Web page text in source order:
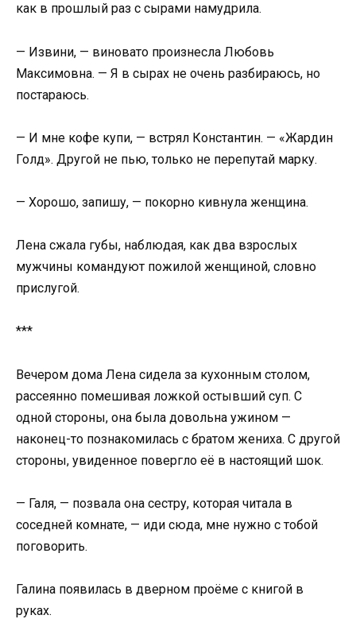
как в прошлый раз с сырами намудрила.
— Извини, — виновато произнесла Любовь
Максимовна. — Я в сырах не очень разбираюсь, но
постараюсь.
— И мне кофе купи, — встрял Константин. — «Жардин
Голд». Другой не пью, только не перепутай марку.
— Хорошо, запишу, — покорно кивнула женщина.
Лена сжала губы, наблюдая, как два взрослых
мужчины командуют пожилой женщиной, словно
прислугой.
***
Вечером дома Лена сидела за кухонным столом,
рассеянно помешивая ложкой остывший суп. С
одной стороны, она была довольна ужином —
наконец-то познакомилась с братом жениха. С другой
стороны, увиденное повергло её в настоящий шок.
— Галя, — позвала она сестру, которая читала в
соседней комнате, — иди сюда, мне нужно с тобой
поговорить.
Галина появилась в дверном проёме с книгой в
руках.